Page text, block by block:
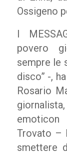
Ossigeno
I
povero
sempre le
disco” -,
Rosario
Trovato –
smettere